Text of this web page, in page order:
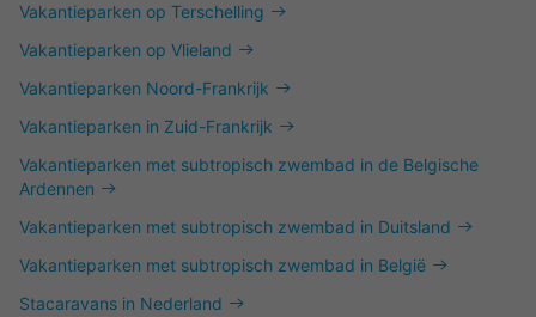
Vakantieparken op Terschelling
Vakantieparken op Vlieland
Vakantieparken Noord-Frankrijk
Vakantieparken in Zuid-Frankrijk
Vakantieparken met subtropisch zwembad in de Belgische
Ardennen
Vakantieparken met subtropisch zwembad in Duitsland
Vakantieparken met subtropisch zwembad in België
Stacaravans in Nederland